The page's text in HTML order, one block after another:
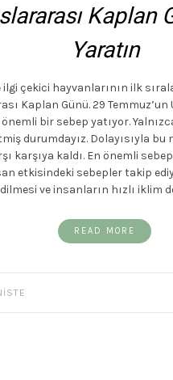
Kaplan
Yaratın
ilgi çekici hayvanlarının ilk
Kaplan Günü. 29
bir sebep yatıyor.
durumdayız. Dolayısıyla
karşıya kaldı. En önemli
etkisindeki sebepler takip
ve insanların hızlı iklim
READ MORE